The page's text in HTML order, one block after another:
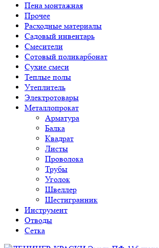
Пена монтажная
Прочее
Расходные материалы
Садовый инвентарь
Смесители
Сотовый поликарбонат
Сухие смеси
Теплые полы
Утеплитель
Электротовары
Металлопрокат
Арматура
Балка
Квадрат
Листы
Проволока
Трубы
Уголок
Швеллер
Шестигранник
Инструмент
Отводы
Сетка